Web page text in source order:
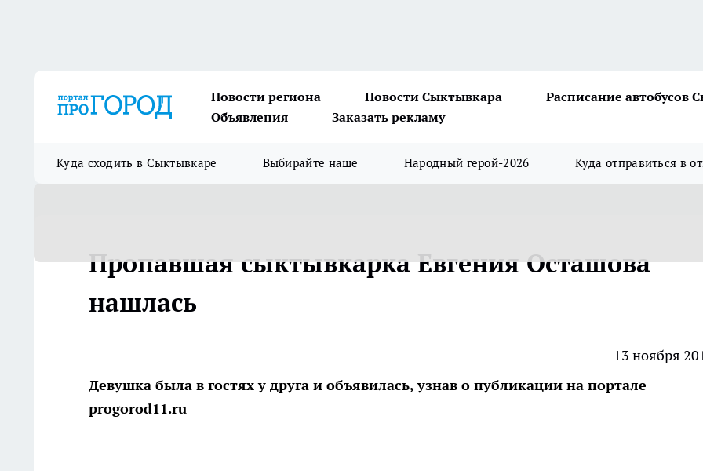
Новости региона Новости Сыктывкара
Расписание автобусов
Объявления
Заказать рекламу
Куда сходить в Сыктывкаре Выбирайте наше Народный герой-2026 Куда отправиться в
Пропавшая сыктывкарка Евгения Осташова
нашлась
13 ноября
Девушка была в гостях у друга и объявилась, узнав о публикации на портале
progorod11.ru